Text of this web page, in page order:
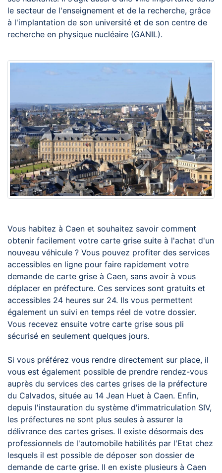
le secteur de l'enseignement et de la recherche, grâce
à l'implantation de son université et de son centre de
recherche en physique nucléaire (GANIL).
Vous habitez à Caen et souhaitez savoir comment
obtenir facilement votre carte grise suite à l'achat d'un
nouveau véhicule ? Vous pouvez profiter des services
accessibles en ligne pour faire rapidement votre
demande de carte grise à Caen, sans avoir à vous
déplacer en préfecture. Ces services sont gratuits et
accessibles 24 heures sur 24. Ils vous permettent
également un suivi en temps réel de votre dossier.
Vous recevez ensuite votre carte grise sous pli
sécurisé en seulement quelques jours.
Si vous préférez vous rendre directement sur place, il
vous est également possible de prendre rendez-vous
auprès du services des cartes grises de la préfecture
du Calvados, située au 14 Jean Huet à Caen. Enfin,
depuis l'instauration du système d'immatriculation SIV,
les préfectures ne sont plus seules à assurer la
délivrance des cartes grises. Il existe désormais des
professionnels de l'automobile habilités par l'Etat chez
lesquels il est possible de déposer son dossier de
demande de carte grise. Il en existe plusieurs à Caen